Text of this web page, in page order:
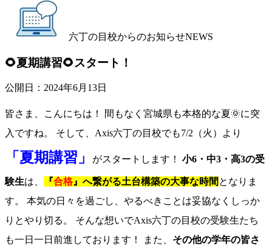
六丁の目校からのお知らせNEWS
🌻夏期講習🌻スタート！
公開日： 2024年6月13日
皆さま、こんにちは！ 間もなく宮城県も本格的な夏🌞に突
入ですね。 そして、Axis六丁の目校でも7/2（火）より
「夏期講習」 がスタートします！ 小6・中3・高3の受
験生は、 『合格』へ繋がる土台構築の大事な時間 となりま
す。 本気の日々を過ごし、やるべきことは妥協なくしっか
りとやり切る。 そんな想いでAxis六丁の目校の受験生たち
も一日一日前進しております！ また、 その他の学年の皆さ